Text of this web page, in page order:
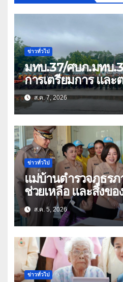
ข่าวทั่วไป
มทบ.37/ศบภ.มทบ
การเตรียมการ แล
ด้านการบรรเทาสา
ส.ค. 7, 2026
ข่าวทั่วไป
แม่บ้านตำรวจภูธรภ
ช่วยเหลือ และสิ่งข
ธิดา ข้าราชการตำรวจจังหวัด
อุทัยธานี
ส.ค. 5, 2026
ข่าวทั่วไป